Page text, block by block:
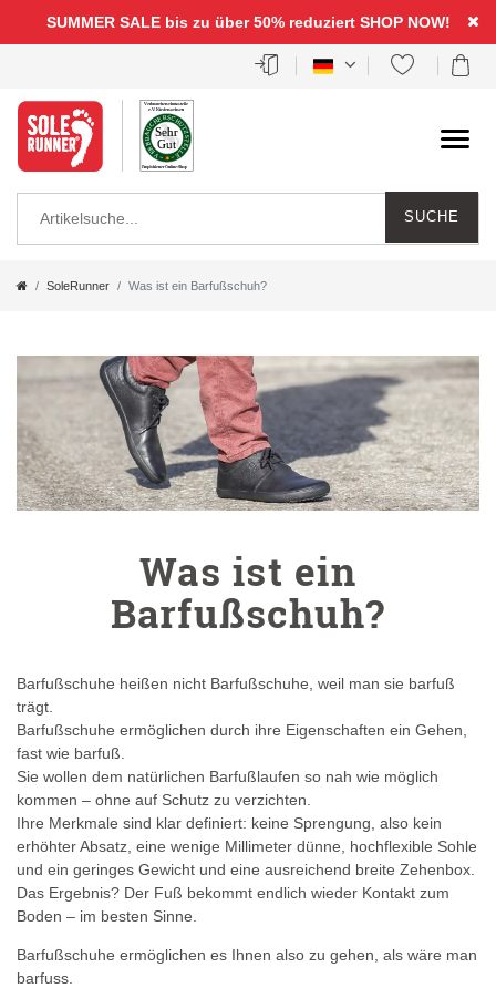
SUMMER SALE bis zu über 50% reduziert SHOP NOW!
SUCHE
SoleRunner Was ist ein Barfußschuh?
Was ist ein
Barfußschuh?
Barfußschuhe heißen nicht Barfußschuhe, weil man sie barfuß
trägt.
Barfußschuhe ermöglichen durch ihre Eigenschaften ein Gehen,
fast wie barfuß.
Sie wollen dem natürlichen Barfußlaufen so nah wie möglich
kommen – ohne auf Schutz zu verzichten.
Ihre Merkmale sind klar definiert: keine Sprengung, also kein
erhöhter Absatz, eine wenige Millimeter dünne, hochflexible Sohle
und ein geringes Gewicht und eine ausreichend breite Zehenbox.
Das Ergebnis? Der Fuß bekommt endlich wieder Kontakt zum
Boden – im besten Sinne.
Barfußschuhe ermöglichen es Ihnen also zu gehen, als wäre man
barfuss.